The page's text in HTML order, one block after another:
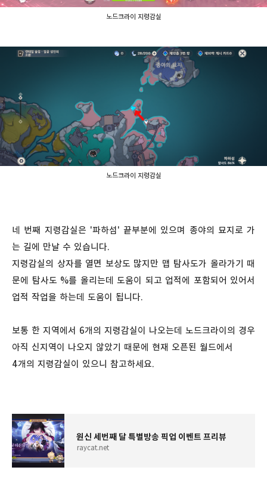
노드크라이 지령감실
노드크라이 지령감실
네 번째 지령감실은 '파하섬' 끝부분에 있으며 종야의 묘지로 가
는 길에 만날 수 있습니다.
지령감실의 상자를 열면 보상도 많지만 맵 탐사도가 올라가기 때
문에 탐사도 %를 올리는데 도움이 되고 업적에 포함되어 있어서
업적 작업을 하는데 도움이 됩니다.
보통 한 지역에서 6개의 지령감실이 나오는데 노드크라이의 경우
아직 신지역이 나오지 않았기 때문에 현재 오픈된 월드에서
4개의 지령감실이 있으니 참고하세요.
원신 세번째 달 특별방송 픽업 이벤트 프리뷰
raycat.net